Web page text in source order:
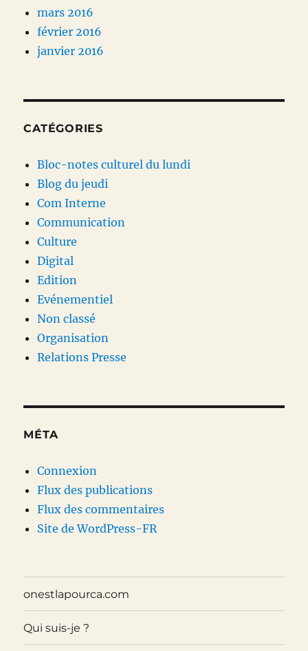
mars 2016
février 2016
janvier 2016
CATÉGORIES
Bloc-notes culturel du lundi
Blog du jeudi
Com Interne
Communication
Culture
Digital
Edition
Evénementiel
Non classé
Organisation
Relations Presse
MÉTA
Connexion
Flux des publications
Flux des commentaires
Site de WordPress-FR
onestlapourca.com
Qui suis-je ?